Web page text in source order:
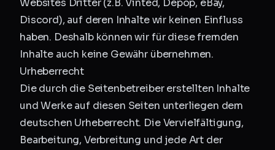
Websites Dritter (z.B. Vinted, Depop, eBay,
Discord), auf deren Inhalte wir keinen Einfluss
haben. Deshalb können wir für diese fremden
Inhalte auch keine Gewähr übernehmen.
Urheberrecht
Die durch die Seitenbetreiber erstellten Inhalte
und Werke auf diesen Seiten unterliegen dem
deutschen Urheberrecht. Die Vervielfältigung,
Bearbeitung, Verbreitung und jede Art der